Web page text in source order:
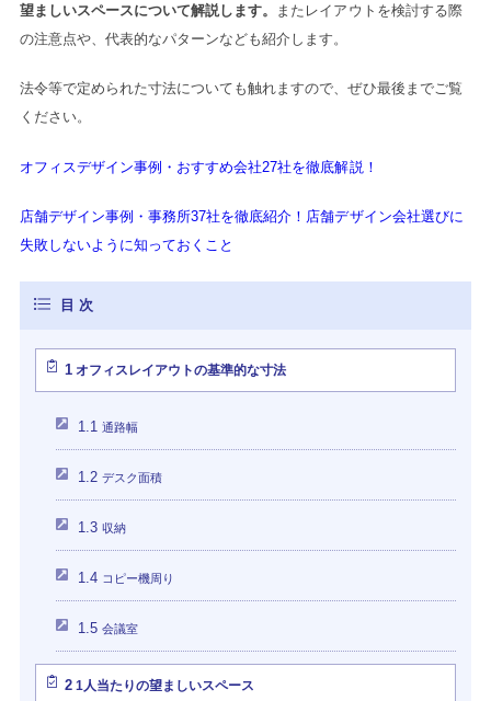
望ましいスペースについて解説します。
またレイアウトを検討する際
の注意点や、代表的なパターンなども紹介します。
法令等で定められた寸法についても触れますので、ぜひ最後までご覧
ください。
オフィスデザイン事例・おすすめ会社27社を徹底解説！
店舗デザイン事例・事務所37社を徹底紹介！店舗デザイン会社選びに
失敗しないように知っておくこと
1オフィスレイアウトの基準的な寸法
1.1 通路幅
1.2 デスク面積
1.3 収納
1.4 コピー機周り
1.5 会議室
21人当たりの望ましいスペース